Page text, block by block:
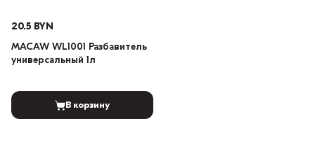
20.5 BYN
MACAW WL1001 Разбавитель
универсальный 1л
В корзину